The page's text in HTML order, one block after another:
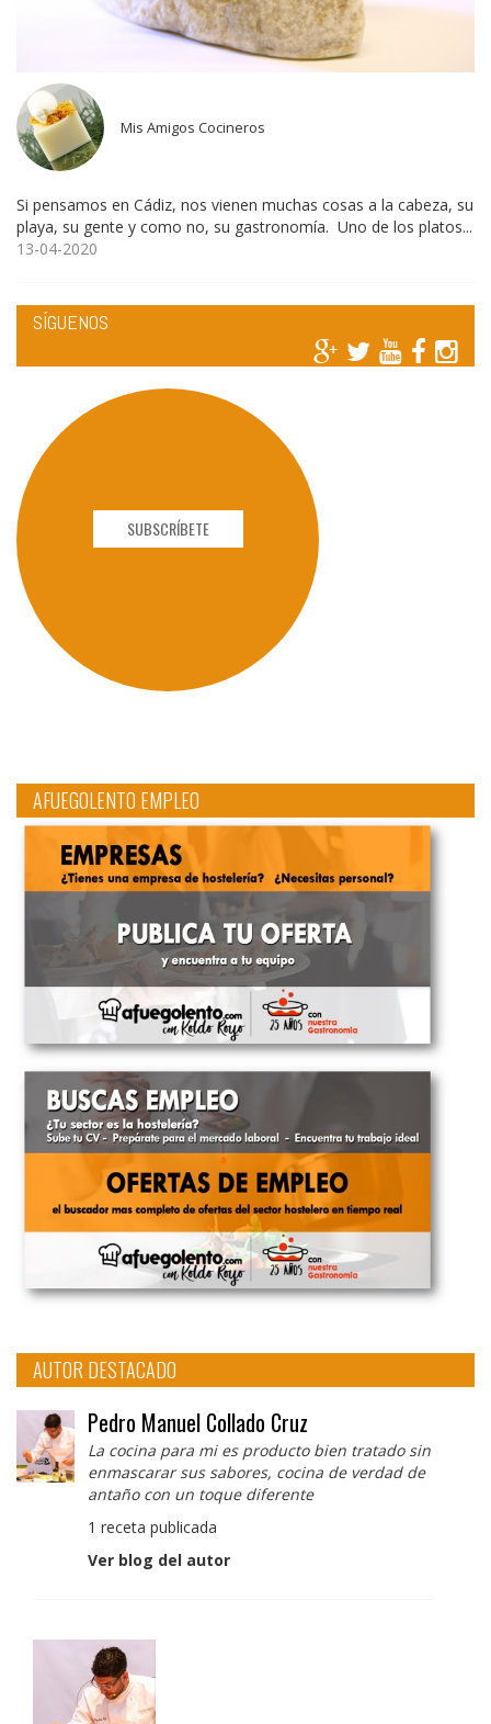
Mis Amigos Cocineros
Si pensamos en Cádiz, nos vienen muchas cosas a la cabeza, su
playa, su gente y como no, su gastronomía. Uno de los platos...
13-04-2020
SÍGUENOS
SUBSCRÍBETE
AFUEGOLENTO EMPLEO
AUTOR DESTACADO
Pedro Manuel Collado Cruz
La cocina para mi es producto bien tratado sin
enmascarar sus sabores, cocina de verdad de
antaño con un toque diferente
1 receta publicada
Ver blog del autor